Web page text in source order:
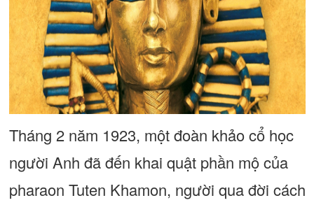
Tháng 2 năm 1923, một đoàn khảo cổ học
người Anh đã đến khai quật phần mộ của
pharaon Tuten Khamon, người qua đời cách